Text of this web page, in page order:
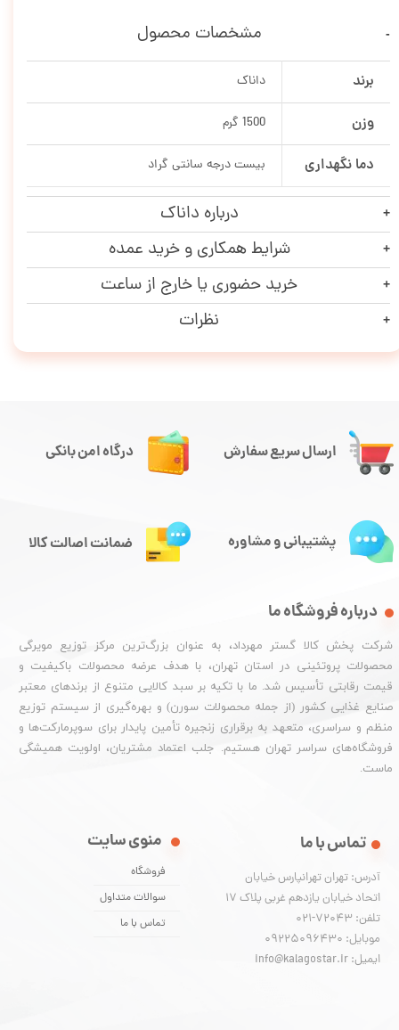
مشخصات محصول
برند داناک
وزن 1500 گرم
دما نگهداری بیست درجه سانتی گراد
درباره داناک
شرایط همکاری و خرید عمده
خرید حضوری یا خارج از ساعت
نظرات
ارسال سریع سفارش
درباره فروشگاه ما
شرکت پخش کالا گستر مهرداد، به عنوان بزرگ‌ترین مرکز توزیع مویرگی
محصولات پروتئینی در استان تهران، با هدف عرضه محصولات باکیفیت و
قیمت رقابتی تأسیس شد. ما با تکیه بر سبد کالایی متنوع از برندهای معتبر
صنایع غذایی کشور (از جمله محصولات سورن) و بهره‌گیری از سیستم توزیع
منظم و سراسری، متعهد به برقراری زنجیره تأمین پایدار برای سوپرمارکت‌ها و
فروشگاه‌های سراسر تهران هستیم. جلب اعتماد مشتریان، اولویت همیشگی
ماست.
منوی سایت
فروشگاه
سوالات متداول
تماس با ما
تماس با ما
آدرس: تهران تهرانپارس خیابان
اتحاد خیابان یازدهم غربی پلاک ۱۷
تلفن: 72043-021
موبایل: 09225096430
ایمیل: info@kalagostar.ir
درگاه امن بانکی
پشتیبانی و مشاوره ضمانت اصالت کالا